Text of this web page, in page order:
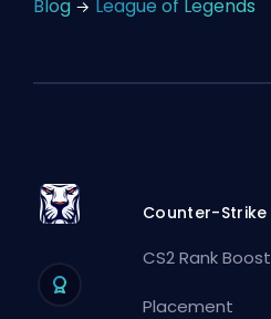
Blog League of Legends
Counter-Strike
CS2 Rank Boost
Placement